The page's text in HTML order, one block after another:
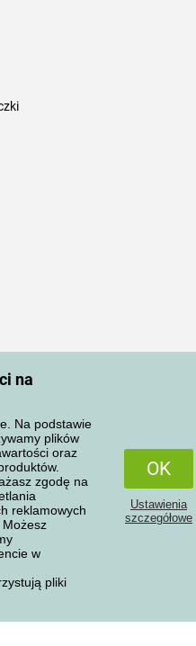
na
Na podstawie
plików
oraz
zgodę na
reklamowych
w
pliki
OK
Ustawienia
szczegółowe